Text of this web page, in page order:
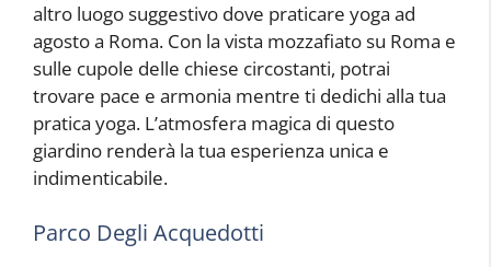
altro luogo suggestivo dove praticare yoga ad
agosto a Roma. Con la vista mozzafiato su Roma e
sulle cupole delle chiese circostanti, potrai
trovare pace e armonia mentre ti dedichi alla tua
pratica yoga. L’atmosfera magica di questo
giardino renderà la tua esperienza unica e
indimenticabile.
Parco Degli Acquedotti